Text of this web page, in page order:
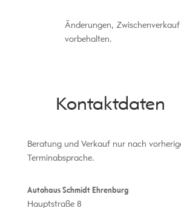
Änderungen,
vorbehalten.
Kontaktdaten
Beratung und Verkauf nur nach
Terminabsprache.
Autohaus Schmidt Ehrenburg
Hauptstraße 8